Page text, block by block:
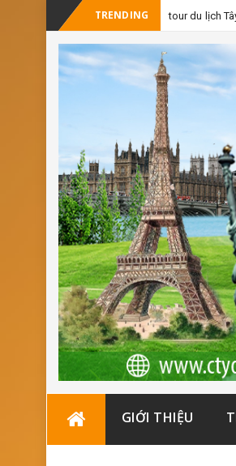
TRENDING tour du lịch
GIỚI THIỆU